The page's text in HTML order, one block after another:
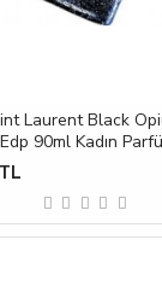
Laurent Black
90ml Kadın